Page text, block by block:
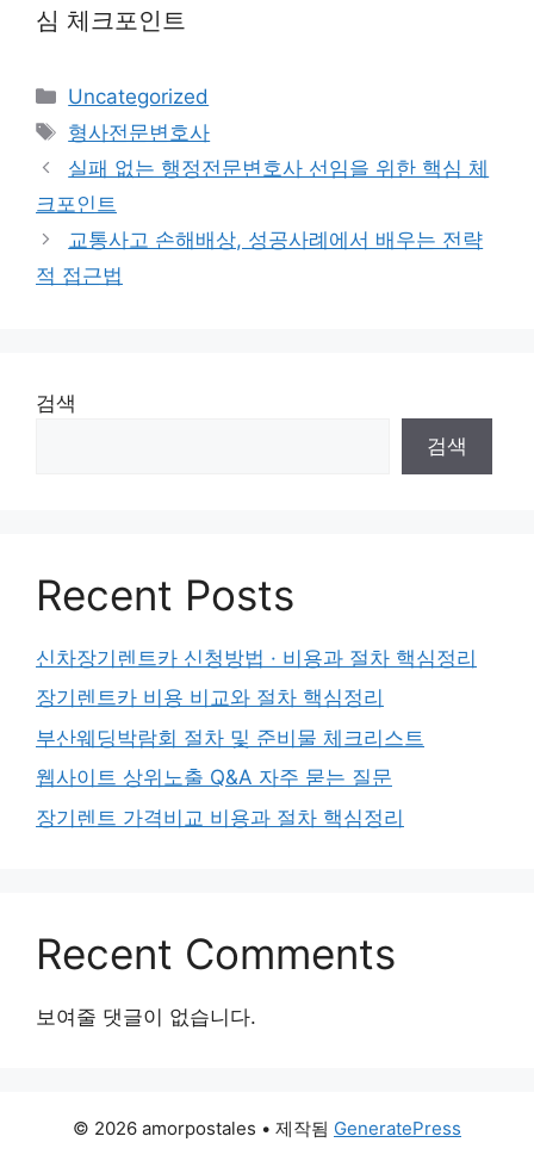
심 체크포인트
카
테
고
리
Uncategorized
태
그
형사전문변호사
실패 없는 행정전문변호사 선임을 위한 핵심 체
크포인트
교통사고 손해배상, 성공사례에서 배우는 전략
적 접근법
검색
검색
Recent Posts
신차장기렌트카 신청방법 · 비용과 절차 핵심정리
장기렌트카 비용 비교와 절차 핵심정리
부산웨딩박람회 절차 및 준비물 체크리스트
웹사이트 상위노출 Q&A 자주 묻는 질문
장기렌트 가격비교 비용과 절차 핵심정리
Recent Comments
보여줄 댓글이 없습니다.
© 2026 amorpostales • 제작됨 GeneratePress